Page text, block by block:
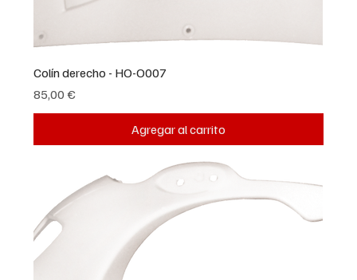
Colín derecho - HO-O007
Precio
85,00 €
Agregar al carrito